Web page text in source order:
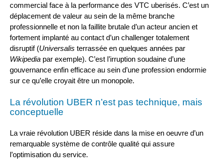
commercial face à la performance des VTC uberisés. C’est un
déplacement de valeur au sein de la même branche
professionnelle et non la faillite brutale d’un acteur ancien et
fortement implanté au contact d’un challenger totalement
disruptif (Universalis terrassée en quelques années par
Wikipedia par exemple). C’est l’irruption soudaine d’une
gouvernance enfin efficace au sein d’une profession endormie
sur ce qu’elle croyait être un monopole.
La révolution UBER n’est pas technique, mais
conceptuelle
La vraie révolution UBER réside dans la mise en oeuvre d’un
remarquable système de contrôle qualité qui assure
l’optimisation du service.